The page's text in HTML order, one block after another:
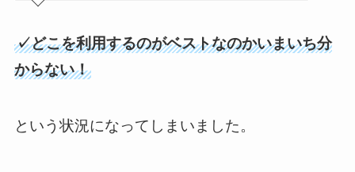
✓どこを利用するのがベストなのかいまいち分
からない！
という状況になってしまいました。